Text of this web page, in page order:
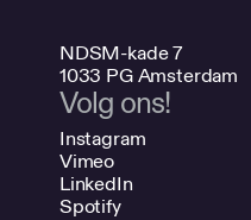
NDSM-kade 7
1033 PG Amsterdam
Volg ons!
Instagram
Vimeo
LinkedIn
Spotify